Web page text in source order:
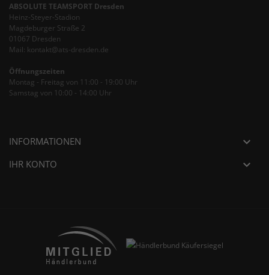
ABSOLUTE TEAMSPORT Dresden
Heinz-Steyer-Stadion
Magdeburger Straße 2
01067 Dresden
Mail: kontakt@ats-dresden.de
Öffnungszeiten
Montag - Freitag von 11:00 - 19:00 Uhr
Samstag von 10:00 - 14:00 Uhr
INFORMATIONEN 
IHR KONTO 